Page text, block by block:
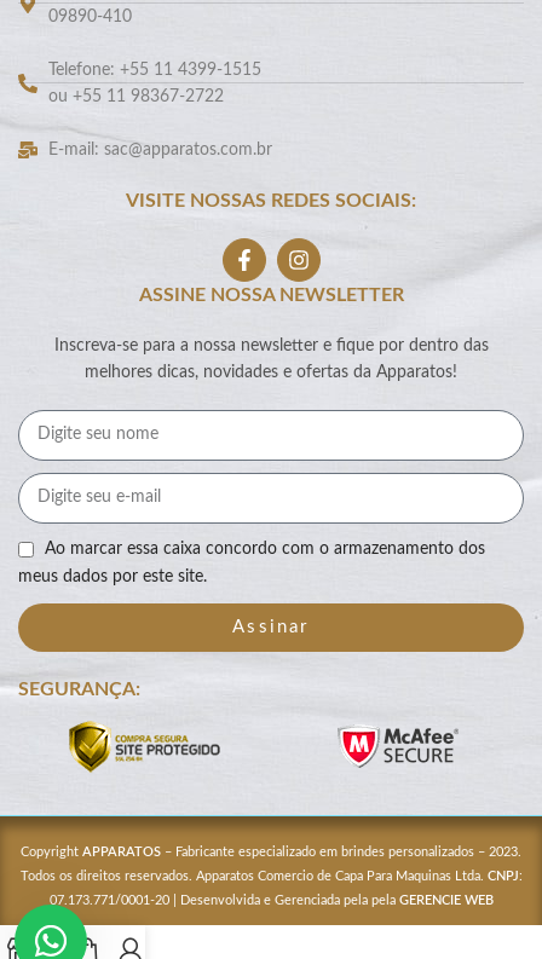
09890-410
Telefone: +55 11 4399-1515
ou +55 11 98367-2722
E-mail: sac@apparatos.com.br
VISITE NOSSAS REDES SOCIAIS:
ASSINE NOSSA NEWSLETTER
Inscreva-se para a nossa newsletter e fique por dentro das
melhores dicas, novidades e ofertas da Apparatos!
Ao marcar essa caixa concordo com o armazenamento dos
meus dados por este site.
Assinar
SEGURANÇA:
Copyright APPARATOS – Fabricante especializado em brindes personalizados – 2023.
Todos os direitos reservados. Apparatos Comercio de Capa Para Maquinas Ltda. CNPJ:
07.173.771/0001-20 | Desenvolvida e Gerenciada pela pela GERENCIE WEB